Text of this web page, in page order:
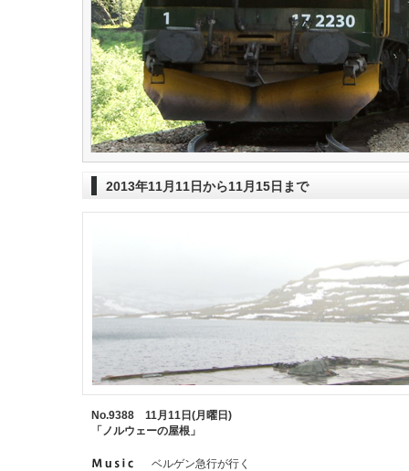
2013年11月11日から11月15日まで
No.9388 11月11日(月曜日)
「ノルウェーの屋根」
ベルゲン急行が行く